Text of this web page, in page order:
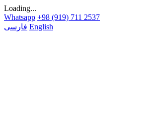
Loading...
Whatsapp +98 (919) 711 2537
فارسی English